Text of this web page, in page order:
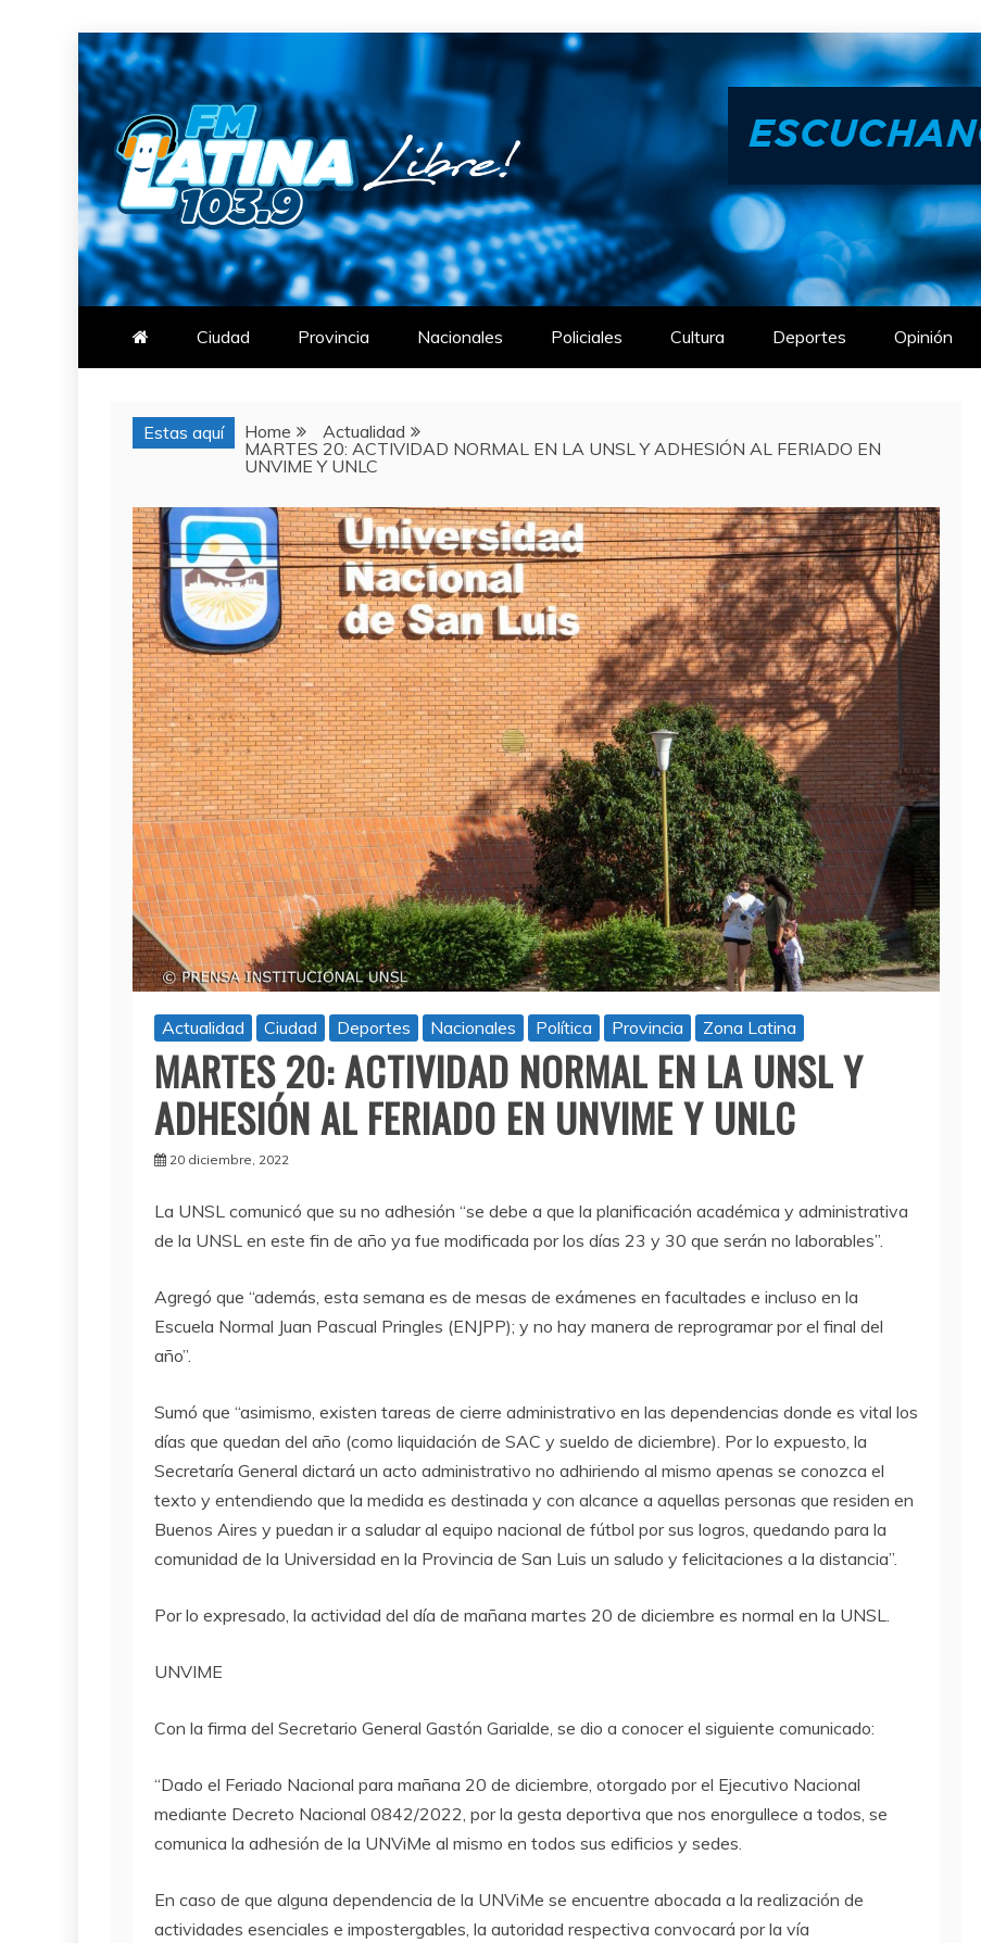
Skip
to
content
FM LATINA
NOTICIAS
Ciudad Provincia Nacionales Policiales Cultura Deportes Opinión
Estas aquí Home
Actualidad
MARTES 20: ACTIVIDAD NORMAL EN LA UNSL Y ADHESIÓN AL FERIADO EN
UNVIME Y UNLC
Actualidad Ciudad Deportes Nacionales Política Provincia Zona Latina
MARTES 20: ACTIVIDAD NORMAL EN LA UNSL Y
ADHESIÓN AL FERIADO EN UNVIME Y UNLC
20 diciembre, 2022
La UNSL comunicó que su no adhesión “se debe a que la planificación académica y administrativa
de la UNSL en este fin de año ya fue modificada por los días 23 y 30 que serán no laborables”.
Agregó que “además, esta semana es de mesas de exámenes en facultades e incluso en la
Escuela Normal Juan Pascual Pringles (ENJPP); y no hay manera de reprogramar por el final del
año”.
Sumó que “asimismo, existen tareas de cierre administrativo en las dependencias donde es vital los
días que quedan del año (como liquidación de SAC y sueldo de diciembre). Por lo expuesto, la
Secretaría General dictará un acto administrativo no adhiriendo al mismo apenas se conozca el
texto y entendiendo que la medida es destinada y con alcance a aquellas personas que residen en
Buenos Aires y puedan ir a saludar al equipo nacional de fútbol por sus logros, quedando para la
comunidad de la Universidad en la Provincia de San Luis un saludo y felicitaciones a la distancia”.
Por lo expresado, la actividad del día de mañana martes 20 de diciembre es normal en la UNSL.
UNVIME
Con la firma del Secretario General Gastón Garialde, se dio a conocer el siguiente comunicado:
“Dado el Feriado Nacional para mañana 20 de diciembre, otorgado por el Ejecutivo Nacional
mediante Decreto Nacional 0842/2022, por la gesta deportiva que nos enorgullece a todos, se
comunica la adhesión de la UNViMe al mismo en todos sus edificios y sedes.
En caso de que alguna dependencia de la UNViMe se encuentre abocada a la realización de
actividades esenciales e impostergables, la autoridad respectiva convocará por la vía